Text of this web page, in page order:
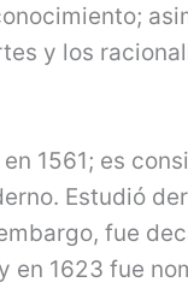
y los
1561; es
Estudió
fue
en 1623 fue